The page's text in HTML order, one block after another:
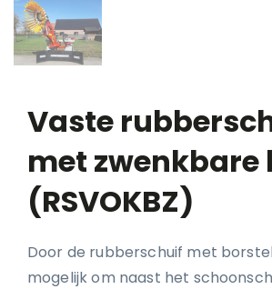
Vaste
met zwenkbare
(RSVOKBZ)
Door de rubberschuif met
mogelijk om naast het